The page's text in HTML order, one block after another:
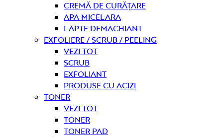
Cremă de curățare
Apa micelara
Lapte demachiant
Exfoliere / Scrub / Peeling
Vezi tot
Scrub
Exfoliant
Produse cu acizi
Toner
Vezi tot
Toner
Toner pad